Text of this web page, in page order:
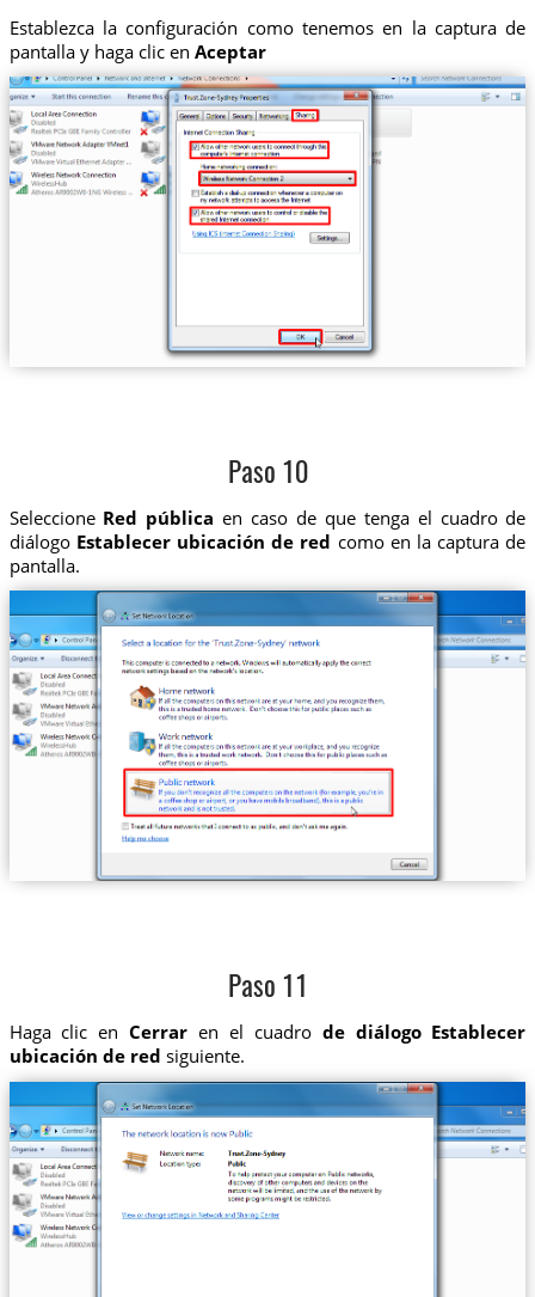
Establezca la configuración como tenemos en la captura de
pantalla y haga clic en Aceptar
Paso 10
Seleccione Red pública en caso de que tenga el cuadro de
diálogo Establecer ubicación de red como en la captura de
pantalla.
Paso 11
Haga clic enCerrar en el cuadro de diálogo Establecer
ubicación de red siguiente.